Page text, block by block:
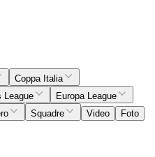
Coppa Italia
League
Europa League
Squadre Video
Foto